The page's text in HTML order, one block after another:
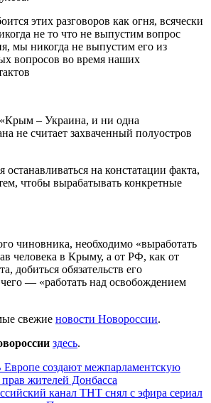
этих разговоров как огня, всячески
не то что не выпустим вопрос
мы никогда не выпустим его из
вопросов во время наших
– Украина, и ни одна
не считает захваченный полуостров
останавливаться на констатации факта,
чтобы вырабатывать конкретные
чиновника, необходимо «выработать
человека в Крыму, а от РФ, как от
добиться обязательств его
— «работать над освобождением
свежие новости Новороссии.
здесь.
Европе создают межпарламентскую
жителей Донбасса
канал ТНТ снял с эфира сериал